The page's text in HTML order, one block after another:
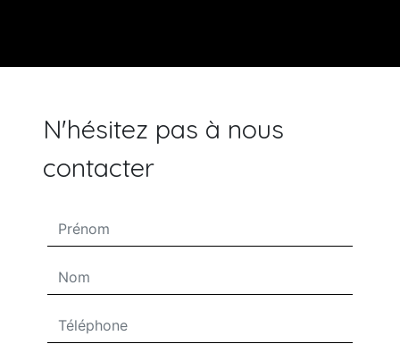
N'hésitez pas à nous
contacter